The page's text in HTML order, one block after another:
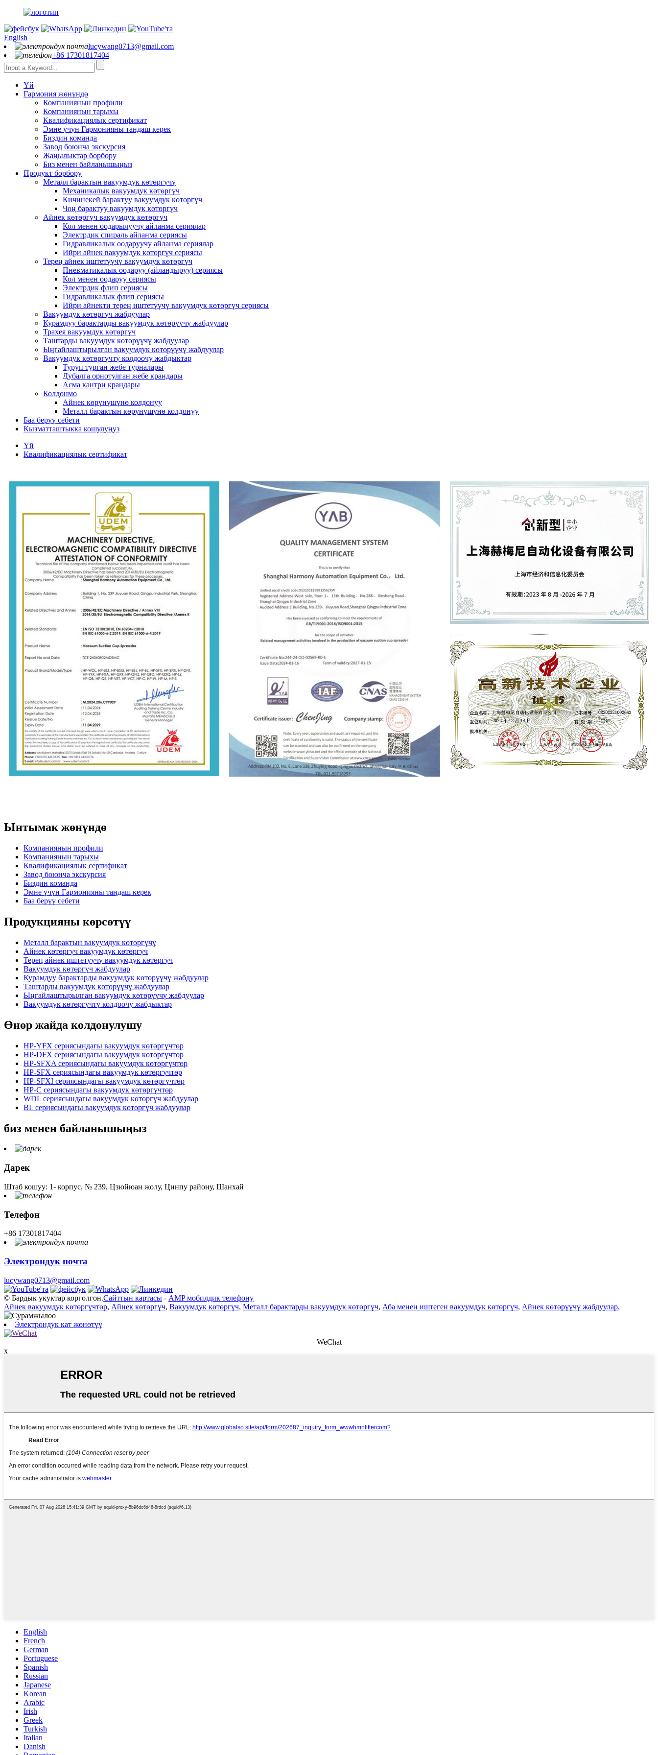
English
lucywang0713@gmail.com
+86 17301817404
Үй
Гармония жөнүндө
Компаниянын профили
Компаниянын тарыхы
Квалификациялык сертификат
Эмне үчүн Гармонияны тандаш керек
Биздин команда
Завод боюнча экскурсия
Жаңылыктар борбору
Биз менен байланышыңыз
Продукт борбору
Металл барактын вакуумдук көтөргүчү
Механикалык вакуумдук көтөргүч
Кичинекей барактуу вакуумдук көтөргүч
Чоң барактуу вакуумдук көтөргүч
Айнек көтөргүч вакуумдук көтөргүч
Кол менен оодарылуучу айланма сериялар
Электрдик спираль айланма сериясы
Гидравликалык оодаруучу айланма сериялар
Ийри айнек вакуумдук көтөргүч сериясы
Терең айнек иштетүүчү вакуумдук көтөргүч
Пневматикалык оодаруу (айландыруу) сериясы
Кол менен оодаруу сериясы
Электрдик флип сериясы
Гидравликалык флип сериясы
Ийри айнекти терең иштетүүчү вакуумдук көтөргүч сериясы
Вакуумдук көтөргүч жабдуулар
Курамдуу барактарды вакуумдук көтөрүүчү жабдуулар
Трахея вакуумдук көтөргүч
Таштарды вакуумдук көтөрүүчү жабдуулар
Ыңгайлаштырылган вакуумдук көтөрүүчү жабдуулар
Вакуумдук көтөргүчтү колдоочу жабдыктар
Туруп турган жебе турналары
Дубалга орнотулган жебе крандары
Асма кантри крандары
Колдонмо
Айнек көрүнүшүнө колдонуу
Металл барактын көрүнүшүнө колдонуу
Баа берүү себети
Кызматташтыкка кошулуңуз
Үй
Квалификациялык сертификат
Ынтымак жөнүндө
Компаниянын профили
Компаниянын тарыхы
Квалификациялык сертификат
Завод боюнча экскурсия
Биздин команда
Эмне үчүн Гармонияны тандаш керек
Баа берүү себети
Продукцияны көрсөтүү
Металл барактын вакуумдук көтөргүчү
Айнек көтөргүч вакуумдук көтөргүч
Терең айнек иштетүүчү вакуумдук көтөргүч
Вакуумдук көтөргүч жабдуулар
Курамдуу барактарды вакуумдук көтөрүүчү жабдуулар
Таштарды вакуумдук көтөрүүчү жабдуулар
Ыңгайлаштырылган вакуумдук көтөрүүчү жабдуулар
Вакуумдук көтөргүчтү колдоочу жабдыктар
Өнөр жайда колдонулушу
HP-YFX сериясындагы вакуумдук көтөргүчтөр
HP-DFX сериясындагы вакуумдук көтөргүчтөр
HP-SFXA сериясындагы вакуумдук көтөргүчтөр
HP-SFX сериясындагы вакуумдук көтөргүчтөр
HP-SFXI сериясындагы вакуумдук көтөргүчтөр
HP-C сериясындагы вакуумдук көтөргүчтөр
WDL сериясындагы вакуумдук көтөргүч жабдуулар
BL сериясындагы вакуумдук көтөргүч жабдуулар
биз менен байланышыңыз
Дарек
Штаб кошуу: 1- корпус, № 239, Цзюйюан жолу, Цинпу району, Шанхай
Телефон
+86 17301817404
Электрондук почта
lucywang0713@gmail.com
© Бардык укуктар корголгон.Сайттын картасы - AMP мобилдик телефону
Айнек вакуумдук көтөргүчтөр, Айнек көтөргүч, Вакуумдук көтөргүч, Металл барактарды вакуумдук көтөргүч, Аба менен иштеген вакуумдук көтөргүч, Айнек көтөрүүчү жабдуулар,
Электрондук кат жөнөтүү
WeChat
x
English
French
German
Portuguese
Spanish
Russian
Japanese
Korean
Arabic
Irish
Greek
Turkish
Italian
Danish